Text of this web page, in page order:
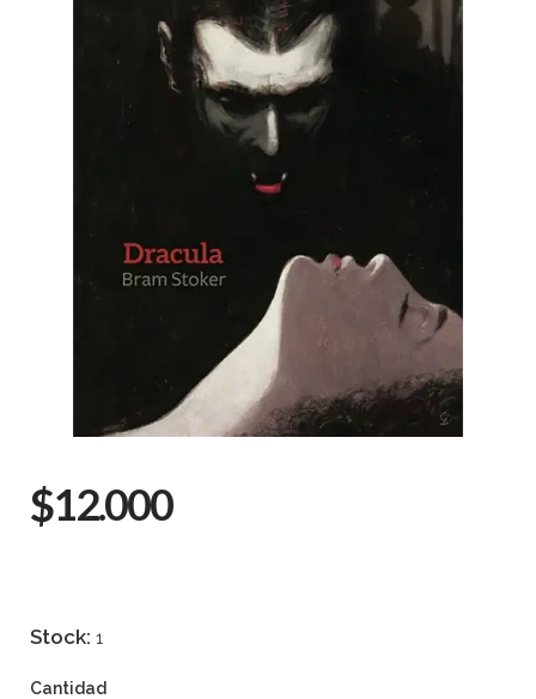
$12.000
Stock: 1
Cantidad